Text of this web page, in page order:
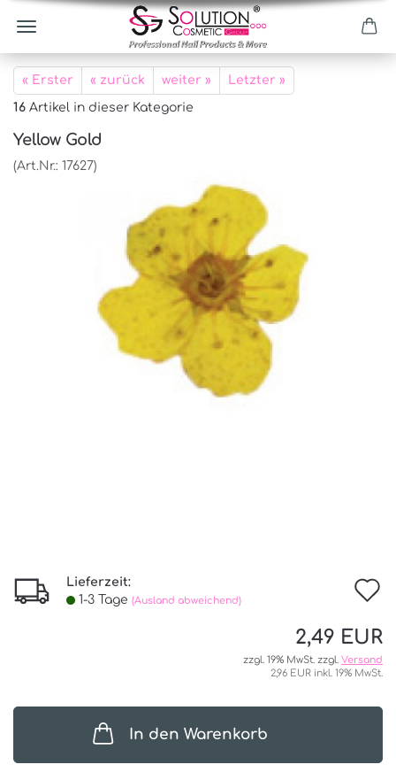
« Erster « zurück weiter » Letzter »
16 Artikel in dieser Kategorie
Yellow Gold
(Art.Nr.: 17627)
Lieferzeit:
1-3 Tage (Ausland abweichend)
2,49 EUR
zzgl. 19% MwSt. zzgl. Versand
2,96 EUR inkl. 19% MwSt.
In den Warenkorb